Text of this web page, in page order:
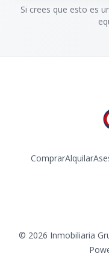
Si crees que esto es
ComprarAlquilar
© 2026 Inmobiliaria